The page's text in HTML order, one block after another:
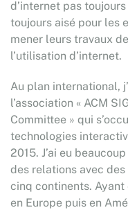
d’internet pas
toujours aisé pour les
mener leurs travaux
l’utilisation d’internet.
Au plan international,
l’association « ACM
Committee » qui
technologies
2015. J’ai eu
des relations avec
cinq continents.
en Europe puis en